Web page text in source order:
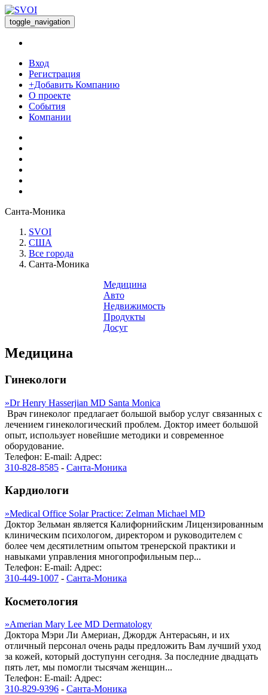
toggle_navigation
Вход
Регистрация
+Добавить Компанию
О проекте
События
Компании
Санта-Моника
SVOI
США
Все города
Санта-Моника
Медицина
Авто
Недвижимость
Продукты
Досуг
Медицина
Гинекологи
»Dr Henry Hasserjian MD Santa Monica
Врач гинеколог предлагает большой выбор услуг связанных с
лечением гинекологический проблем. Доктор имеет большой
опыт, использует новейшие методики и современное
оборудование.
Телефон: E-mail: Адрес:
310-828-8585 - Санта-Моника
Кардиологи
»Medical Office Solar Practice: Zelman Michael MD
Доктор Зельман является Калифорнийским Лицензированным
клиническим психологом, директором и руководителем с
более чем десятилетним опытом тренерской практики и
навыками управления многопрофильным пер...
Телефон: E-mail: Адрес:
310-449-1007 - Санта-Моника
Косметология
»Amerian Mary Lee MD Dermatology
Доктора Мэри Ли Америан, Джордж Антерасьян, и их
отличный персонал очень рады предложить Вам лучший уход
за кожей, который доступунн сегодня. За последние двадцать
пять лет, мы помогли тысячам женщин...
Телефон: E-mail: Адрес:
310-829-9396 - Санта-Моника